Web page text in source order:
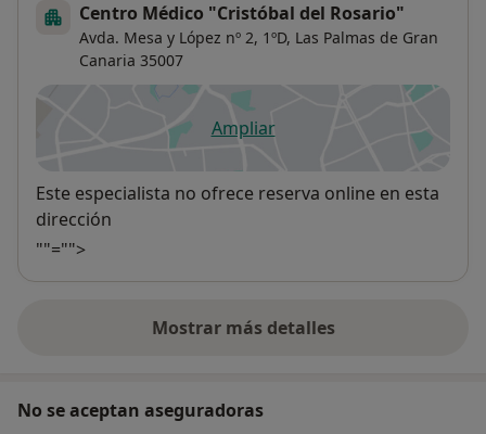
Centro Médico "Cristóbal del Rosario"
Avda. Mesa y López nº 2, 1ºD, Las Palmas de Gran
Canaria 35007
Ampliarse abre en una nueva
Disponibilidad
Este especialista no ofrece reserva online en esta
dirección
""="">
Mostrar más detalles
sobre la dirección
No se aceptan aseguradoras